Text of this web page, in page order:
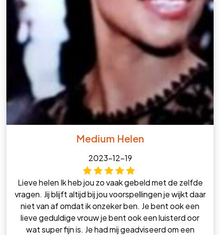
Medium Helen
2023-12-19
Lieve helen Ik heb jou zo vaak gebeld met de zelfde
vragen. Jij blijft altijd bij jou voorspellingen je wijkt daar
niet van af omdat ik onzeker ben. Je bent ook een
lieve geduldige vrouw je bent ook een luisterd oor
wat super fijn is. Je had mij geadviseerd om een